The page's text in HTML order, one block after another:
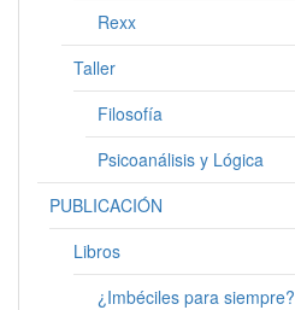
Rexx
Taller
Filosofía
Psicoanálisis y Lógica
PUBLICACIÓN
Libros
¿Imbéciles para siempre?